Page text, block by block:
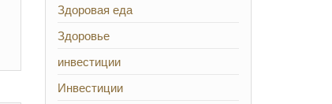
Здоровая еда
Здоровье
инвестиции
Инвестиции